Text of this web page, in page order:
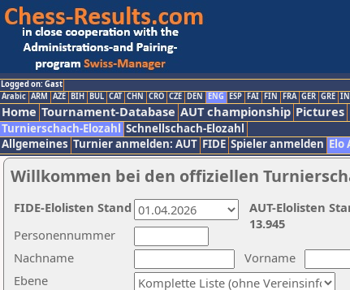
Logged on: Gast
Arabic ARM AZE BIH BUL CAT CHN CRO CZE DEN ENG ESP FAI FIN FRA GER GRE
Home Tournament-Database AUT championship Pictures
Turnierschach-Elozahl Schnellschach-Elozahl
Allgemeines Turnier anmelden: AUT FIDE Spieler anmelden Elo
Willkommen bei den offiziellen
Nachname
Vorname
Ebene
Personennummer
AUT-Elolisten
13.945
FIDE-Elolisten Stand